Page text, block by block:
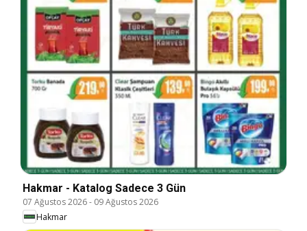
Hakmar - Katalog Sadece 3 Gün
07 Ağustos 2026- 09 Ağustos 2026
Hakmar